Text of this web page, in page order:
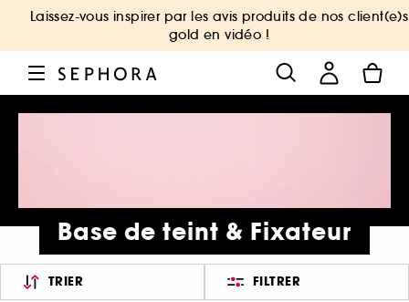
Laissez-vous inspirer par les avis produits de nos client(e)s
gold en vidéo !
Base de teint & Fixateur
TRIER FILTRER